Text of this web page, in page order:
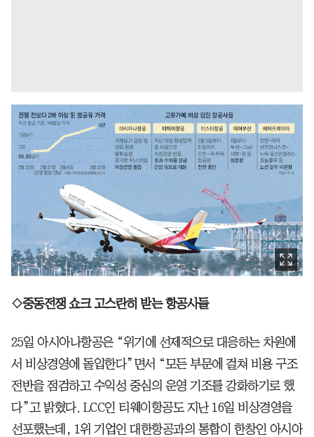
◇중동전쟁 쇼크 고스란히 받는 항공사들
25일 아시아나항공은 “위기에 선제적으로 대응하는 차원에
서 비상경영에 돌입한다”면서 “모든 부문에 걸쳐 비용 구조
전반을 점검하고 수익성 중심의 운영 기조를 강화하기로 했
다”고 밝혔다. LCC인 티웨이항공도 지난 16일 비상경영을
선포했는데, 1위 기업인 대한항공과의 통합이 한창인 아시아